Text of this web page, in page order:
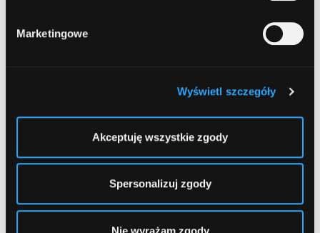
Marketingowe
Wyświetl szczegóły
Akceptuję wszystkie zgody
Spersonalizuj zgody
Nie wyrażam zgody